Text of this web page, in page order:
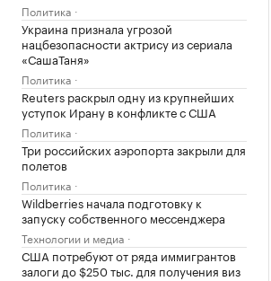
Политика
Украина признала угрозой
нацбезопасности актрису из сериала
«СашаТаня»
Политика
Reuters раскрыл одну из крупнейших
уступок Ирану в конфликте с США
Политика
Три российских аэропорта закрыли для
полетов
Политика
Wildberries начала подготовку к
запуску собственного мессенджера
Технологии и медиа
США потребуют от ряда иммигрантов
залоги до $250 тыс. для получения виз